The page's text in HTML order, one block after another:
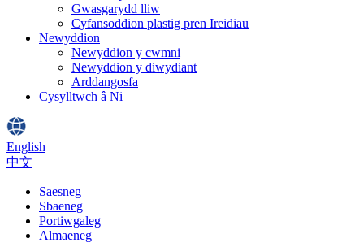
Gwasgarydd lliw
Cyfansoddion plastig pren Ireidiau
Newyddion
Newyddion y cwmni
Newyddion y diwydiant
Arddangosfa
Cysylltwch â Ni
English
中文
Saesneg
Sbaeneg
Portiwgaleg
Almaeneg